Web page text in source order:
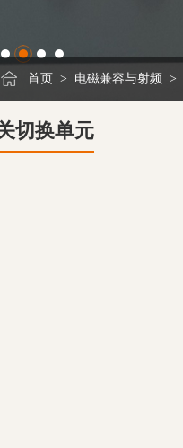
首页 > 电磁兼容与射频 >
切换单元